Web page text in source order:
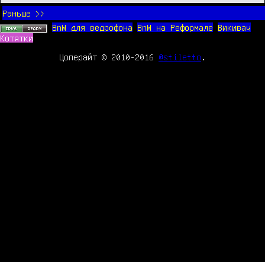
Раньше >>
BnW для ведрофона
BnW на Реформале
Викивач
Котятки
Цоперайт © 2010-2016 @stiletto